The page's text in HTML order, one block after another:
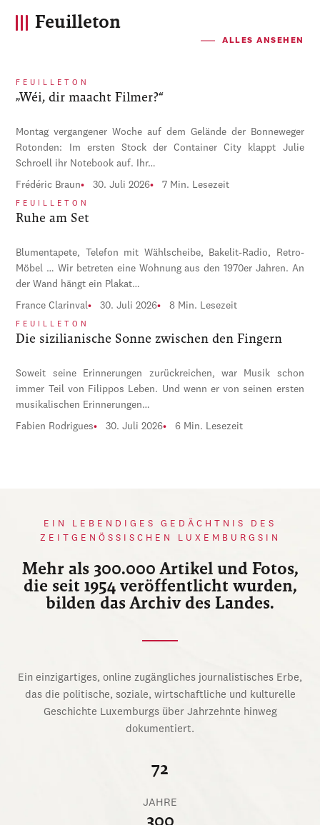
Feuilleton
ALLES ANSEHEN
FEUILLETON
„Wéi, dir maacht Filmer?“
Montag vergangener Woche auf dem Gelände der Bonneweger
Rotonden: Im ersten Stock der Container City klappt Julie
Schroell ihr Notebook auf. Ihr…
Frédéric Braun 30. Juli 2026 7 Min. Lesezeit
FEUILLETON
Ruhe am Set
Blumentapete, Telefon mit Wählscheibe, Bakelit-Radio, Retro-
Möbel … Wir betreten eine Wohnung aus den 1970er Jahren. An
der Wand hängt ein Plakat…
France Clarinval 30. Juli 2026 8 Min. Lesezeit
FEUILLETON
Die sizilianische Sonne zwischen den Fingern
Soweit seine Erinnerungen zurückreichen, war Musik schon
immer Teil von Filippos Leben. Und wenn er von seinen ersten
musikalischen Erinnerungen…
Fabien Rodrigues 30. Juli 2026 6 Min. Lesezeit
EIN LEBENDIGES GEDÄCHTNIS DES
ZEITGENÖSSISCHEN LUXEMBURGSIN
Mehr als 300.000 Artikel und Fotos,
die seit 1954 veröffentlicht wurden,
bilden das Archiv des Landes.
Ein einzigartiges, online zugängliches journalistisches Erbe,
das die politische, soziale, wirtschaftliche und kulturelle
Geschichte Luxemburgs über Jahrzehnte hinweg
dokumentiert.
72
JAHRE
300